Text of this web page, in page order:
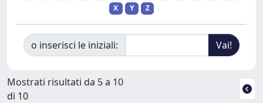
X
Y Z
o inserisci le iniziali:
Mostrati risultati da 5 a 10
di 10